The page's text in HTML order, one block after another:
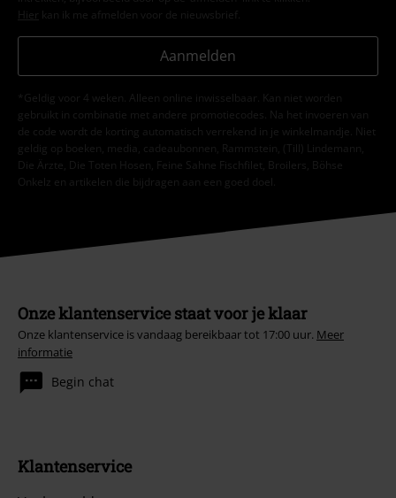
Hier kan ik me afmelden voor de nieuwsbrief.
Aanmelden
*Geldig voor 4 weken. Alleen online inwisselbaar. Kan niet worden
gebruikt in combinatie met andere promotiecodes. Na het invoeren van
de code wordt de korting automatisch verrekend in je winkelmandje. Niet
geldig op boeken, media, cadeaubonnen, Rammstein, (Till) Lindemann,
Die Ärzte, Die Toten Hosen, Feine Sahne Fischfilet, Broilers, Böhse
Onkelz en artikelen die bijdragen aan een goed doel.
Onze klantenservice staat voor je klaar
Onze klantenservice is vandaag bereikbaar tot 17:00 uur. Meer
informatie
Begin chat
Klantenservice